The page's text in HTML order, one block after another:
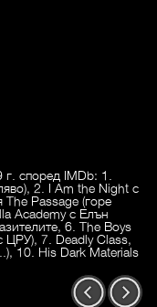
г. според IMDb: 1.
2. I Am the Night с
Passage (горе
Academy с Елън
6. The Boys
ЦРУ), 7. Deadly Class,
10. His Dark Materials